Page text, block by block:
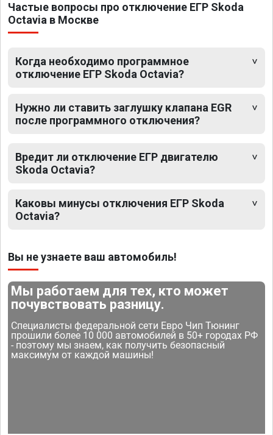
Частые вопросы про отключение ЕГР Skoda
Octavia в Москве
Когда необходимо программное
отключение ЕГР Skoda Octavia?
Нужно ли ставить заглушку клапана EGR
после программного отключения?
Вредит ли отключение ЕГР двигателю
Skoda Octavia?
Каковы минусы отключения ЕГР Skoda
Octavia?
Вы не узнаете ваш автомобиль!
Мы работаем для тех, кто может
почувствовать разницу.
Специалисты федеральной сети Евро Чип Тюнинг
прошили более 10 000 автомобилей в 50+ городах РФ
- поэтому мы знаем, как получить безопасный
максимум от каждой машины!